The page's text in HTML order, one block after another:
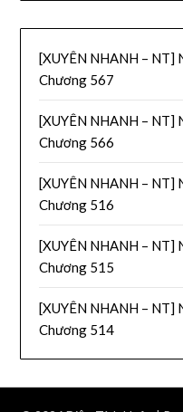
[XUYÊN NHANH – NT]
Chương 567
[XUYÊN NHANH – NT]
Chương 566
[XUYÊN NHANH – NT]
Chương 516
[XUYÊN NHANH – NT]
Chương 515
[XUYÊN NHANH – NT]
Chương 514